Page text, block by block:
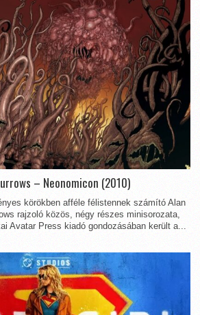
– Neonomicon (2010)
körökben afféle félistennek számító Alan
rajzoló közös, négy részes minisorozata,
Avatar Press kiadó gondozásában került a...